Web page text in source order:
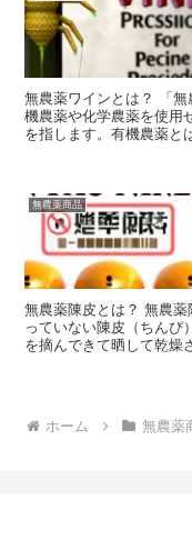
無農薬ワインとは？ 「
機農薬や化学農薬を使用
を指します。有機農薬と
無農薬商品
無農薬陳皮とは？ 無農
っていない陳皮（ちんぴ
を摘んできて晒して乾燥
ホーム 無農薬